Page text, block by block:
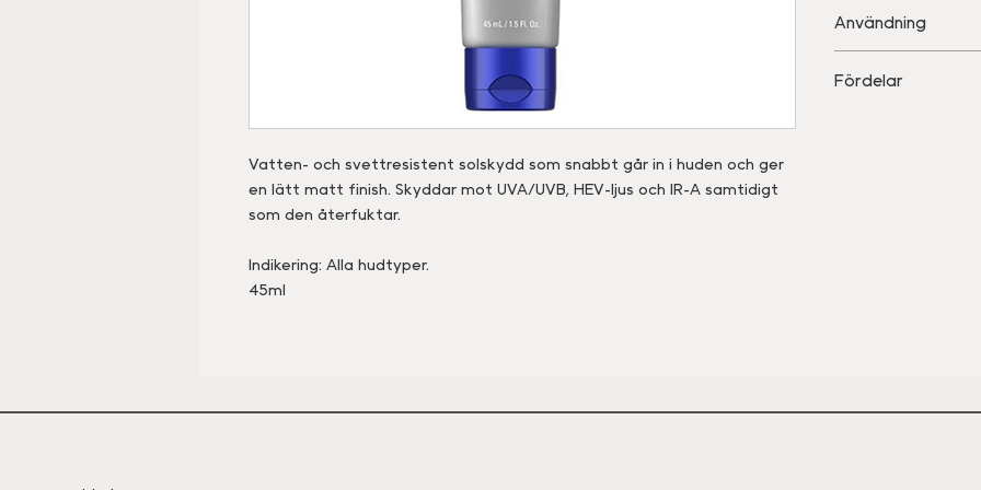
Vatten- och svettresistent solskydd som snabbt går in i huden och ger
en lätt matt finish. Skyddar mot UVA/UVB, HEV-ljus och IR-A samtidigt
som den återfuktar.
Indikering: Alla hudtyper.
45ml
• Homosalat 10
• oktylsalicylat 5
• Kemiskt UVB-
Användning
och efter behov.
Fördelar